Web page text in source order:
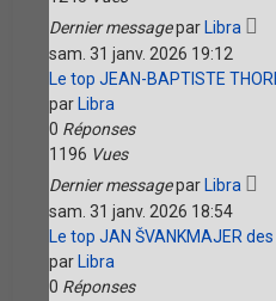
Dernier messagepar Libra
sam. 31 janv. 2026 19:12
Le top JEAN-BAPTISTE
par Libra
0 Réponses
1196 Vues
Dernier messagepar Libra
sam. 31 janv. 2026 18:54
Le top JAN ŠVANKMAJER
par Libra
0 Réponses